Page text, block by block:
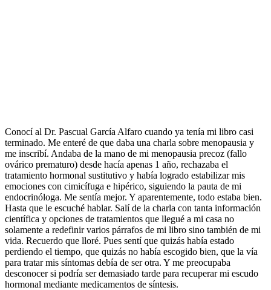
Conocí al Dr. Pascual García Alfaro cuando ya tenía mi libro casi
terminado. Me enteré de que daba una charla sobre menopausia y
me inscribí. Andaba de la mano de mi menopausia precoz (fallo
ovárico prematuro) desde hacía apenas 1 año, rechazaba el
tratamiento hormonal sustitutivo y había logrado estabilizar mis
emociones con cimicífuga e hipérico, siguiendo la pauta de mi
endocrinóloga. Me sentía mejor. Y aparentemente, todo estaba bien.
Hasta que le escuché hablar. Salí de la charla con tanta información
científica y opciones de tratamientos que llegué a mi casa no
solamente a redefinir varios párrafos de mi libro sino también de mi
vida. Recuerdo que lloré. Pues sentí que quizás había estado
perdiendo el tiempo, que quizás no había escogido bien, que la vía
para tratar mis síntomas debía de ser otra. Y me preocupaba
desconocer si podría ser demasiado tarde para recuperar mi escudo
hormonal mediante medicamentos de síntesis.